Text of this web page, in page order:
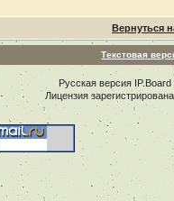
Вернуться
Текстовая
Русская версия IP.Board
Лицензия